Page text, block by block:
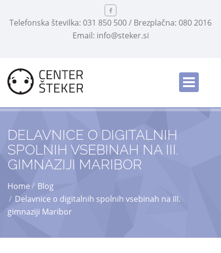
Telefonska številka: 031 850 500 / Brezplačna: 080 2016
Email: info@steker.si
DELAVNICE O DIGITALNIH
SPOLNIH VSEBINAH NA III.
GIMNAZIJI MARIBOR
Home
Blog
Delavnice o digitalnih spolnih vsebinah na III.
gimnaziji Maribor